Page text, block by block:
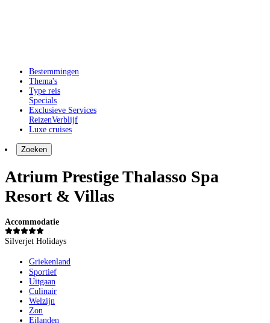
Bestemmingen
Thema's
Type reis
Specials
Exclusieve Services
ReizenVerblijf
Luxe cruises
Zoeken
Atrium Prestige Thalasso Spa
Resort & Villas
Accommodatie
Silverjet Holidays
Griekenland
Sportief
Uitgaan
Culinair
Welzijn
Zon
Eilanden